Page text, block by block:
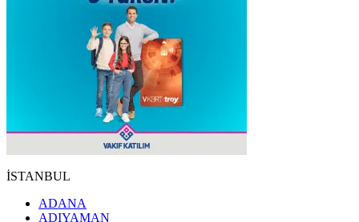
İSTANBUL
ADANA
ADIYAMAN